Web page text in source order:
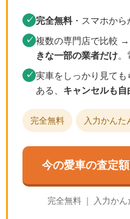
✓ 完全無料 ・スマホか
✓ 複数の専門店で比較
きな一部の業者だけ
✓ 実車をしっかり見て
ある、 キャンセルも自
完全無料 入力かんた
今の愛車の査定
完全無料 ｜ 入力か